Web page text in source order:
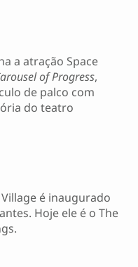
a atração Space
of Progress,
de palco com
do teatro
é inaugurado
Hoje ele é o The